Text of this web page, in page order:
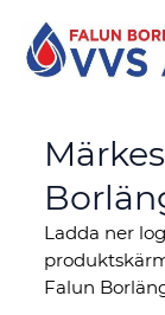
Ladda ner
Falun